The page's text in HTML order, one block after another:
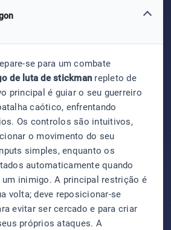
se para um combate
de luta de stickman repleto de
principal é guiar o seu guerreiro
caótico, enfrentando
Os controlos são intuitivos,
o movimento do seu
simples, enquanto os
automaticamente quando
um inimigo. A principal restrição é
volta; deve reposicionar-se
evitar ser cercado e para criar
próprios ataques. A